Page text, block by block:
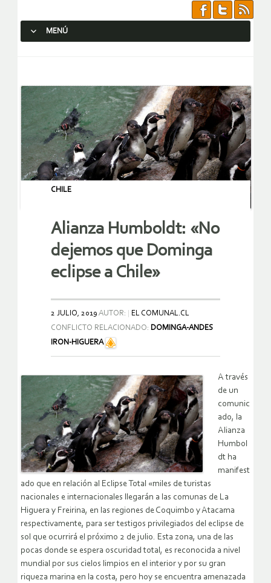
MENÚ
CHILE
Alianza Humboldt: «No
dejemos que Dominga
eclipse a Chile»
2 JULIO, 2019 AUTOR:
EL COMUNAL.CL
CONFLICTO RELACIONADO: DOMINGA-ANDES
IRON-HIGUERA
A través
de un
comunic
ado, la
Alianza
Humbol
dt ha
manifest
ado que en relación al Eclipse Total «miles de turistas
nacionales e internacionales llegarán a las comunas de La
Higuera y Freirina, en las regiones de Coquimbo y Atacama
respectivamente, para ser testigos privilegiados del eclipse de
sol que ocurrirá el próximo 2 de julio. Esta zona, una de las
pocas donde se espera oscuridad total, es reconocida a nivel
mundial por sus cielos limpios en el interior y por su gran
riqueza marina en la costa, pero hoy se encuentra amenazada